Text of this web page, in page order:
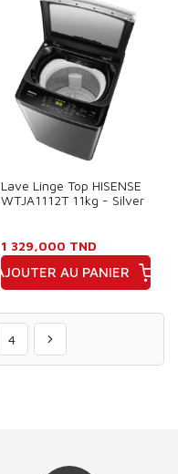
Lave Linge Top HISENSE
WTJA1112T 11kg - Silver
1 329,000 TND
AJOUTER AU PANIER
4